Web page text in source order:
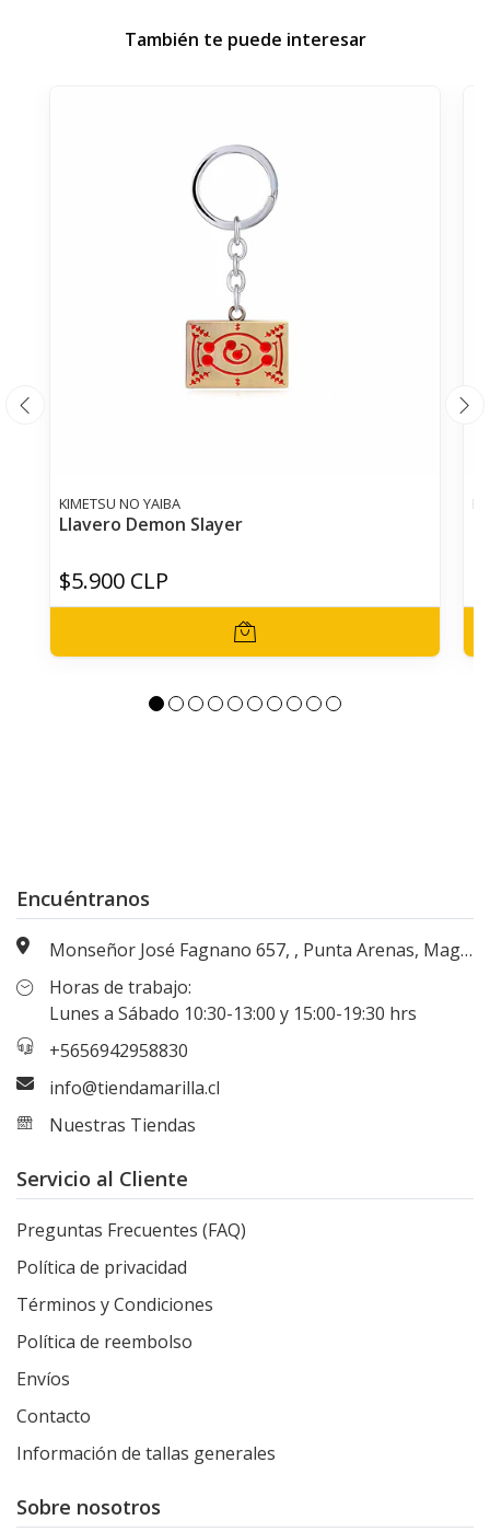
También te puede interesar
KIMETSU NO YAIBA
Llavero Demon Slayer
$5.900 CLP
Encuéntranos
Monseñor José Fagnano 657, , Punta Arenas, Magallanes, Chile
Horas de trabajo:
Lunes a Sábado 10:30-13:00 y 15:00-19:30 hrs
+5656942958830
info@tiendamarilla.cl
Nuestras Tiendas
Servicio al Cliente
Preguntas Frecuentes (FAQ)
Política de privacidad
Términos y Condiciones
Política de reembolso
Envíos
Contacto
Información de tallas generales
Sobre nosotros